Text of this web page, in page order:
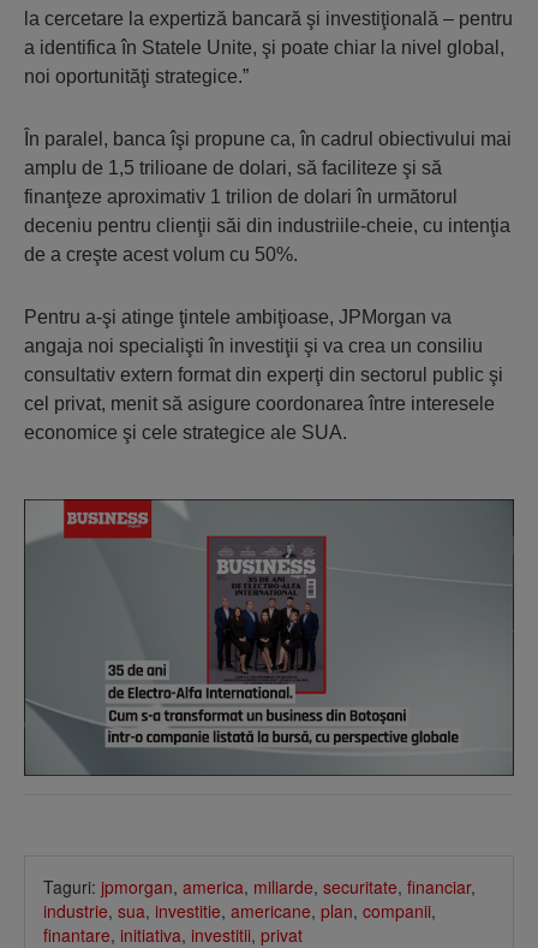
la cercetare la expertiză bancară şi investiţională – pentru
a identifica în Statele Unite, şi poate chiar la nivel global,
noi oportunităţi strategice.”
În paralel, banca îşi propune ca, în cadrul obiectivului mai
amplu de 1,5 trilioane de dolari, să faciliteze şi să
finanţeze aproximativ 1 trilion de dolari în următorul
deceniu pentru clienţii săi din industriile-cheie, cu intenţia
de a creşte acest volum cu 50%.
Pentru a-şi atinge ţintele ambiţioase, JPMorgan va
angaja noi specialişti în investiţii şi va crea un consiliu
consultativ extern format din experţi din sectorul public şi
cel privat, menit să asigure coordonarea între interesele
economice şi cele strategice ale SUA.
Taguri: jpmorgan, america, miliarde, securitate, financiar,
industrie, sua, investitie, americane, plan, companii,
finantare, initiativa, investitii, privat